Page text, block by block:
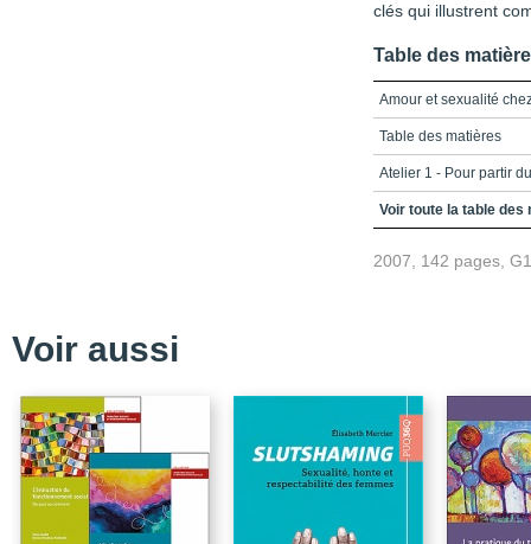
clés qui illustrent
Table des
Amour et sexualité
Table des matières
Atelier 1 - Pour partir
Atelier 2 - L'intimité
Atelier 7 - Des plans
être père !
Atelier 8 - Face à face
Atelier 9 - De FAUX
Atelier 10 - Trouver
Voir toute la table des
2007, 142 pages,
Voir aussi